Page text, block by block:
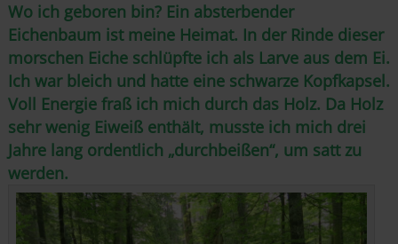
Wo ich geboren bin? Ein absterbender
Eichenbaum ist meine Heimat. In der Rinde dieser
morschen Eiche schlüpfte ich als Larve aus dem Ei.
Ich war bleich und hatte eine schwarze Kopfkapsel.
Voll Energie fraß ich mich durch das Holz. Da Holz
sehr wenig Eiweiß enthält, musste ich mich drei
Jahre lang ordentlich „durchbeißen“, um satt zu
werden.